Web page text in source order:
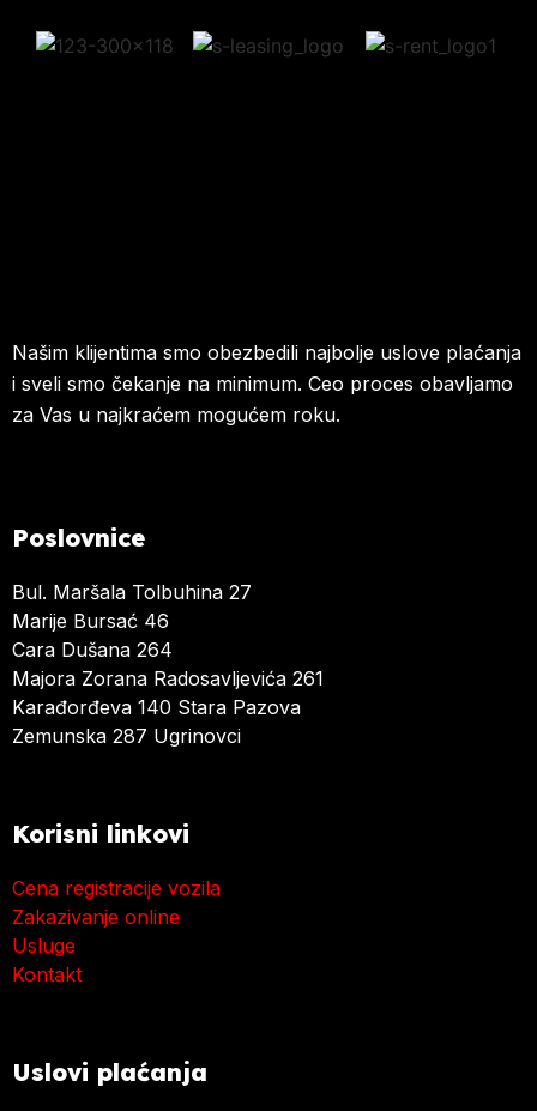
Našim klijentima smo obezbedili najbolje uslove plaćanja
i sveli smo čekanje na minimum. Ceo proces obavljamo
za Vas u najkraćem mogućem roku.
Poslovnice
Bul. Maršala Tolbuhina 27
Marije Bursać 46
Cara Dušana 264
Majora Zorana Radosavljevića 261
Karađorđeva 140 Stara Pazova
Zemunska 287 Ugrinovci
Korisni linkovi
Cena registracije vozila
Zakazivanje online
Usluge
Kontakt
Uslovi plaćanja